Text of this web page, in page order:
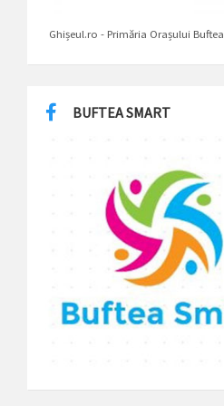
Ghișeul.ro - Primăria Orașului Buftea
BUFTEA SMART